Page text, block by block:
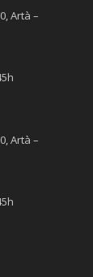
Artà –
Artà –